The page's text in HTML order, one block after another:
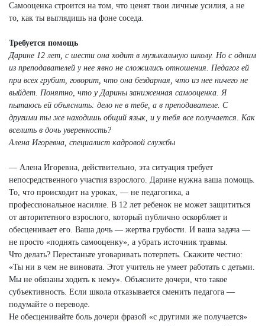
Самооценка строится на том, что ценят твои личные усилия, а не
то, как ты выглядишь на фоне соседа.
Требуется помощь
Дарине 12 лет, с шести она ходит в музыкальную школу. Но с одним
из преподавателей у нее явно не сложились отношения. Педагог ей
при всех грубит, говорит, что она бездарная, что из нее ничего не
выйдет. Понятно, что у Дарины заниженная самооценка. Я
пытаюсь ей объяснить: дело не в тебе, а в преподавателе. С
другими ты же находишь общий язык, и у тебя все получается. Как
вселить в дочь уверенность?
Алена Игоревна, специалист кадровой службы
— Алена Игоревна, действительно, эта ситуация требует
непосредственного участия взрослого. Дарине нужна ваша помощь.
То, что происходит на уроках, — не педагогика, а
профессиональное насилие. В 12 лет ребенок не может защититься
от авторитетного взрослого, который публично оскорбляет и
обесценивает его. Ваша дочь — жертва грубости. И ваша задача —
не просто «поднять самооценку», а убрать источник травмы.
Что делать? Перестаньте уговаривать потерпеть. Скажите честно:
«Ты ни в чем не виновата. Этот учитель не умеет работать с детьми.
Мы не обязаны ходить к нему». Объясните дочери, что такое
субъективность. Если школа отказывается сменить педагога —
подумайте о переводе.
Не обесценивайте боль дочери фразой «с другими же получается»